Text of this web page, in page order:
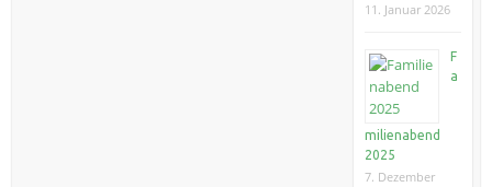
11. Januar 2026
F
a
milienabend
2025
7. Dezember